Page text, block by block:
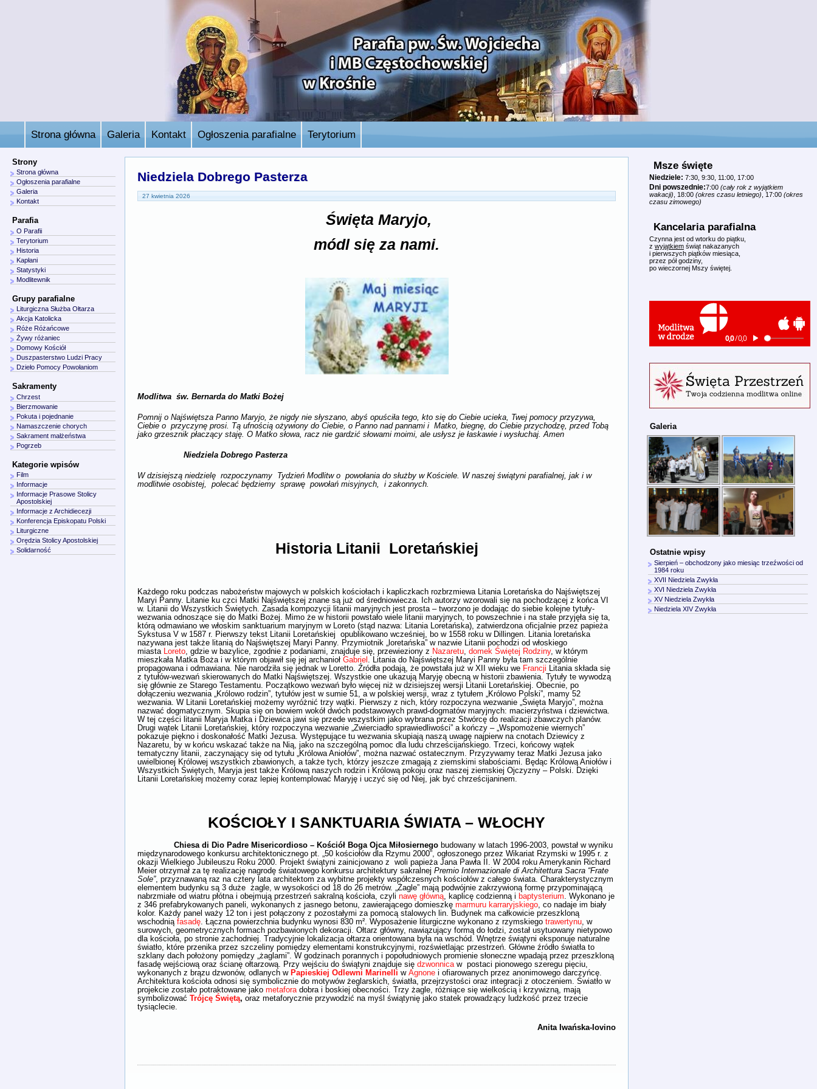
Strona główna Galeria Kontakt Ogłoszenia parafialne Terytorium
Niedziela Dobrego Pasterza
27 kwietnia 2026
Święta Maryjo,
módl się za nami.
Modlitwa św. Bernarda do Matki Bożej
Pomnij o Najświętsza Panno Maryjo, że nigdy nie słyszano, abyś opuściła tego, kto się do Ciebie ucieka, Twej pomocy przyzywa,
Ciebie o przyczynę prosi. Tą ufnością ożywiony do Ciebie, o Panno nad pannami i Matko, biegnę, do Ciebie przychodzę, przed Tobą
jako grzesznik płaczący staję. O Matko słowa, racz nie gardzić słowami moimi, ale usłysz je łaskawie i wysłuchaj. Amen
Niedziela Dobrego Pasterza
W dzisiejszą niedzielę rozpoczynamy Tydzień Modlitw o powołania do służby w Kościele. W naszej świątyni parafialnej, jak i w
modlitwie osobistej, polecać będziemy sprawę powołań misyjnych, i zakonnych.
Historia Litanii Loretańskiej
Każdego roku podczas nabożeństw majowych w polskich kościołach i kapliczkach rozbrzmiewa Litania Loretańska do Najświętszej
Maryi Panny. Litanie ku czci Matki Najświętszej znane są już od średniowiecza. Ich autorzy wzorowali się na pochodzącej z końca VI
w. Litanii do Wszystkich Świętych. Zasada kompozycji litanii maryjnych jest prosta – tworzono je dodając do siebie kolejne tytuły-
wezwania odnoszące się do Matki Bożej. Mimo że w historii powstało wiele litanii maryjnych, to powszechnie i na stałe przyjęła się ta,
którą odmawiano we włoskim sanktuarium maryjnym w Loreto (stąd nazwa: Litania Loretańska), zatwierdzona oficjalnie przez papieża
Sykstusa V w 1587 r. Pierwszy tekst Litanii Loretańskiej opublikowano wcześniej, bo w 1558 roku w Dillingen. Litania loretańska
nazywana jest także litanią do Najświętszej Maryi Panny. Przymiotnik „loretańska” w nazwie Litanii pochodzi od włoskiego
miasta
Loreto , gdzie w bazylice, zgodnie z podaniami, znajduje się, przewieziony z Nazaretu domek Świętej Rodziny, w którym
mieszkała Matka Boża i w którym objawił się jej archanioł Gabriel
. Litania do Najświętszej Maryi Panny była tam szczególnie
propagowana i odmawiana. Nie narodziła się jednak w Loretto. Źródła podają, że powstała już w XII wieku we Francji Litania składa się
z tytułów-wezwań skierowanych do Matki Najświętszej. Wszystkie one ukazują Maryję obecną w historii zbawienia. Tytuły te wywodzą
się głównie ze Starego Testamentu. Początkowo wezwań było więcej niż w dzisiejszej wersji Litanii Loretańskiej. Obecnie, po
dołączeniu wezwania „Królowo rodzin”, tytułów jest w sumie 51, a w polskiej wersji, wraz z tytułem „Królowo Polski”, mamy 52
wezwania. W Litanii Loretańskiej możemy wyróżnić trzy wątki. Pierwszy z nich, który rozpoczyna wezwanie „Święta Maryjo”, można
nazwać dogmatycznym. Skupia się on bowiem wokół dwóch podstawowych prawd-dogmatów maryjnych: macierzyństwa i dziewictwa.
W tej części litanii Maryja Matka i Dziewica jawi się przede wszystkim jako wybrana przez Stwórcę do realizacji zbawczych planów.
Drugi wątek Litanii Loretańskiej, który rozpoczyna wezwanie „Zwierciadło sprawiedliwości” a kończy – „Wspomożenie wiernych”
pokazuje piękno i doskonałość Matki Jezusa. Występujące tu wezwania skupiają naszą uwagę najpierw na cnotach Dziewicy z
Nazaretu, by w końcu wskazać także na Nią, jako na szczególną pomoc dla ludu chrześcijańskiego. Trzeci, końcowy wątek
tematyczny litanii, zaczynający się od tytułu „Królowa Aniołów”, można nazwać ostatecznym. Przyzywamy teraz Matki Jezusa jako
uwielbionej Królowej wszystkich zbawionych, a także tych, którzy jeszcze zmagają z ziemskimi słabościami. Będąc Królową Aniołów i
Wszystkich Świętych, Maryja jest także Królową naszych rodzin i Królową pokoju oraz naszej ziemskiej Ojczyzny – Polski. Dzięki
Litanii Loretańskiej możemy coraz lepiej kontemplować Maryję i uczyć się od Niej, jak być chrześcijaninem.
KOŚCIOŁY I SANKTUARIA ŚWIATA – WŁOCHY
Chiesa di Dio Padre Misericordioso – Kościół Boga Ojca Miłosiernego budowany w latach 1996-2003, powstał w wyniku
międzynarodowego konkursu architektonicznego pt. „50 kościołów dla Rzymu 2000”, ogłoszonego przez Wikariat Rzymski w 1995 r. z
okazji Wielkiego Jubileuszu Roku 2000. Projekt świątyni zainicjowano z woli papieża Jana Pawła II. W 2004 roku Amerykanin Richard
Meier otrzymał za tę realizację nagrodę światowego konkursu architektury sakralnej Premio Internazionale di Architettura Sacra “Frate
Sole”, przyznawaną raz na cztery lata architektom za wybitne projekty współczesnych kościołów z całego świata. Charakterystycznym
elementem budynku są 3 duże żagle, w wysokości od 18 do 26 metrów. „Żagle” mają podwójnie zakrzywioną formę przypominającą
nabrzmiałe od wiatru płótna i obejmują przestrzeń sakralną kościoła, czyli nawę główną , kaplicę codzienną i baptysterium . Wykonano je
z 346 prefabrykowanych paneli, wykonanych z jasnego betonu, zawierającego domieszkę marmuru karraryjskiego , co nadaje im biały
kolor. Każdy panel waży 12 ton i jest połączony z pozostałymi za pomocą stalowych lin. Budynek ma całkowicie przeszkloną
wschodnią fasadę . Łączna powierzchnia budynku wynosi 830 m². Wyposażenie liturgiczne wykonano z rzymskiego trawertynu , w
surowych, geometrycznych formach pozbawionych dekoracji. Ołtarz główny, nawiązujący formą do łodzi, został usytuowany nietypowo
dla kościoła, po stronie zachodniej. Tradycyjnie lokalizacja ołtarza orientowana była na wschód. Wnętrze świątyni eksponuje naturalne
światło, które przenika przez szczeliny pomiędzy elementami konstrukcyjnymi, rozświetlając przestrzeń. Główne źródło światła to
szklany dach położony pomiędzy „żaglami”. W godzinach porannych i popołudniowych promienie słoneczne wpadają przez przeszkloną
fasadę wejściową oraz ścianę ołtarzową. Przy wejściu do świątyni znajduje się dzwonnica w postaci pionowego szeregu pięciu,
wykonanych z brązu dzwonów, odlanych w Papieskiej Odlewni Marinelli w Agnone i ofiarowanych przez anonimowego darczyńcę.
Architektura kościoła odnosi się symbolicznie do motywów żeglarskich, światła, przejrzystości oraz integracji z otoczeniem. Światło w
projekcie zostało potraktowane jako metafora dobra i boskiej obecności. Trzy żagle, różniące się wielkością i krzywizną, mają
symbolizować Trójcę Świętą, oraz metaforycznie przywodzić na myśl świątynię jako statek prowadzący ludzkość przez trzecie
tysiąclecie.
Anita Iwańska-Iovino
Strony
Strona główna
Ogłoszenia parafialne
Galeria
Kontakt
Parafia
O Parafii
Terytorium
Historia
Kapłani
Statystyki
Modlitewnik
Grupy parafialne
Liturgiczna Służba Ołtarza
Akcja Katolicka
Róże Różańcowe
Żywy różaniec
Domowy Kościół
Duszpasterstwo Ludzi Pracy
Dzieło Pomocy Powołaniom
Sakramenty
Chrzest
Bierzmowanie
Pokuta i pojednanie
Namaszczenie chorych
Sakrament małżeństwa
Pogrzeb
Kategorie wpisów
Film
Informacje
Informacje Prasowe Stolicy
Apostolskiej
Informacje z Archidiecezji
Konferencja Episkopatu Polski
Liturgiczne
Orędzia Stolicy Apostolskiej
Solidarność
Msze święte
Niedziele: 7:30, 9:30, 11:00, 17:00
Dni powszednie:7:00 (cały rok z wyjątkiem
wakacji) , 18:00 (okres czasu letniego) , 17:00 (okres
czasu zimowego)
Kancelaria parafialna
Czynna jest od wtorku do piątku,
z wyjątkiem świąt nakazanych
i pierwszych piątków miesiąca,
przez pół godziny,
po wieczornej Mszy świętej.
Galeria
Ostatnie wpisy
Sierpień – obchodzony jako miesiąc trzeźwości od
1984 roku
XVII Niedziela Zwykła
XVI Niedziela Zwykła
XV Niedziela Zwykła
Niedziela XIV Zwykła